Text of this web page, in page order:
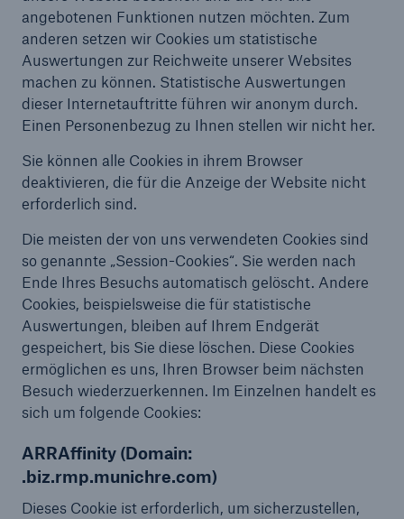
angebotenen Funktionen nutzen möchten. Zum
anderen setzen wir Cookies um statistische
Auswertungen zur Reichweite unserer Websites
machen zu können. Statistische Auswertungen
dieser Internetauftritte führen wir anonym durch.
Einen Personenbezug zu Ihnen stellen wir nicht her.
Sie können alle Cookies in ihrem Browser
deaktivieren, die für die Anzeige der Website nicht
erforderlich sind.
Die meisten der von uns verwendeten Cookies sind
so genannte „Session-Cookies“. Sie werden nach
Ende Ihres Besuchs automatisch gelöscht. Andere
Cookies, beispielsweise die für statistische
Auswertungen, bleiben auf Ihrem Endgerät
gespeichert, bis Sie diese löschen. Diese Cookies
ermöglichen es uns, Ihren Browser beim nächsten
Besuch wiederzuerkennen. Im Einzelnen handelt es
sich um folgende Cookies:
ARRAffinity (Domain:
.biz.rmp.munichre.com)
Dieses Cookie ist erforderlich, um sicherzustellen,